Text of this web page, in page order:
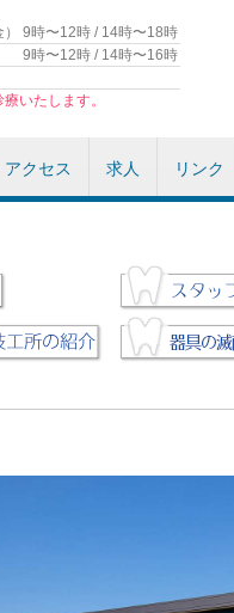
9時〜12時 / 14時〜18時
9時〜12時 / 14時〜16時
いたします。
クセス 求人 リンク